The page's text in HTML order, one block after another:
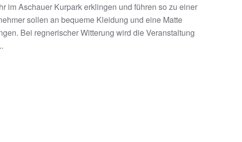
im Aschauer Kurpark erklingen und führen so zu einer
sollen an bequeme Kleidung und eine Matte
Bei regnerischer Witterung wird die Veranstaltung